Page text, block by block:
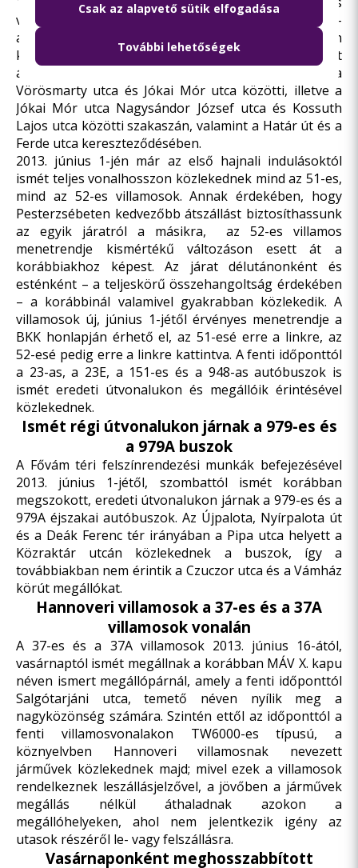
villamosok, valamint a 23-as, a 23E, a 151-es és a 948-
as autóbuszok forgalma, miután a vonalakon
kevesebb mint két hónap alatt felújítottuk a leromlott
állapotú villamospályákat a Nagysándor József utca
Vörösmarty utca és Jókai Mór utca közötti, illetve a
Jókai Mór utca Nagysándor József utca és Kossuth
Lajos utca közötti szakaszán, valamint a Határ út és a
Ferde utca kereszteződésében.
2013. június 1-jén már az első hajnali indulásoktól
ismét teljes vonalhosszon közlekednek mind az 51-es,
mind az 52-es villamosok. Annak érdekében, hogy
Pesterzsébeten kedvezőbb átszállást biztosíthassunk
az egyik járatról a másikra, az 52-es villamos
menetrendje kismértékű változáson esett át a
korábbiakhoz képest. Az járat délutánonként és
esténként – a teljeskörű összehangoltság érdekében
– a korábbinál valamivel gyakrabban közlekedik. A
villamosok új, június 1-jétől érvényes menetrendje a
BKK honlapján érhető el, az 51-esé erre a linkre, az
52-esé pedig erre a linkre kattintva. A fenti időponttól
a 23-as, a 23E, a 151-es és a 948-as autóbuszok is
ismét eredeti útvonalukon és megállóik érintésével
közlekednek.
Ismét régi útvonalukon járnak a 979-es és
a 979A buszok
A Fővám téri felszínrendezési munkák befejezésével
2013. június 1-jétől, szombattól ismét korábban
megszokott, eredeti útvonalukon járnak a 979-es és a
979A éjszakai autóbuszok. Az Újpalota, Nyírpalota út
és a Deák Ferenc tér irányában a Pipa utca helyett a
Közraktár utcán közlekednek a buszok, így a
továbbiakban nem érintik a Czuczor utca és a Vámház
körút megállókat.
Hannoveri villamosok a 37-es és a 37A
villamosok vonalán
A 37-es és a 37A villamosok 2013. június 16-ától,
vasárnaptól ismét megállnak a korábban MÁV X. kapu
néven ismert megállópárnál, amely a fenti időponttól
Salgótarjáni utca, temető néven nyílik meg a
nagyközönség számára. Szintén ettől az időponttól a
fenti villamosvonalakon TW6000-es típusú, a
köznyelvben Hannoveri villamosnak nevezett
járművek közlekednek majd; mivel ezek a villamosok
rendelkeznek leszállásjelzővel, a jövőben a járművek
megállás nélkül áthaladnak azokon a
megállóhelyeken, ahol nem jelentkezik igény az
utasok részéről le- vagy felszállásra.
Vasárnaponként meghosszabbított
Csak az alapvető sütik elfogadása
További lehetőségek